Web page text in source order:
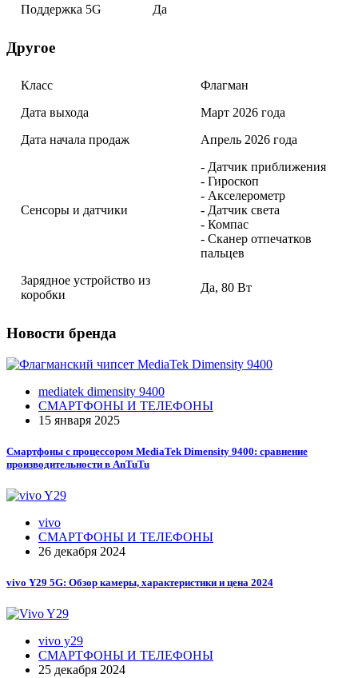
Поддержка 5G
Да
Другое
Класс
Флагман
Дата выхода
Март 2026 года
Дата начала продаж
Апрель 2026 года
Сенсоры и датчики
- Датчик приближения
- Гироскоп
- Акселерометр
- Датчик света
- Компас
- Сканер отпечатков
пальцев
Зарядное устройство из
коробки
Да, 80 Вт
Новости бренда
mediatek dimensity 9400
СМАРТФОНЫ И ТЕЛЕФОНЫ
15 января 2025
Смартфоны с процессором MediaTek Dimensity 9400: сравнение
производительности в AnTuTu
vivo
СМАРТФОНЫ И ТЕЛЕФОНЫ
26 декабря 2024
vivo Y29 5G: Обзор камеры, характеристики и цена 2024
vivo y29
СМАРТФОНЫ И ТЕЛЕФОНЫ
25 декабря 2024